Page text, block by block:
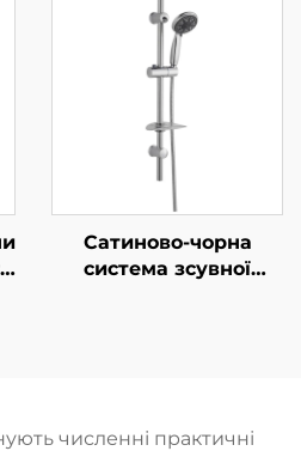
- новий матеріал АБС,
душова головка з
фільтром для чистого
та освіжаючого душу,
можливість ручного
та стаціонарного
використання
Сатиново-чорна
система зсувної
численні практичні